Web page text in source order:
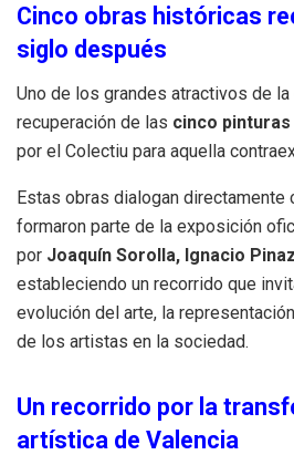
Cinco obras históricas
siglo después
Uno de los grandes atractivos de
recuperación de las cinco
por el Colectiu para aquella
Estas obras dialogan directamente
formaron parte de la exposición
por Joaquín Sorolla, Ignacio
estableciendo un recorrido que
evolución del arte, la
de los artistas en la sociedad.
Un recorrido por la
artística de Valencia